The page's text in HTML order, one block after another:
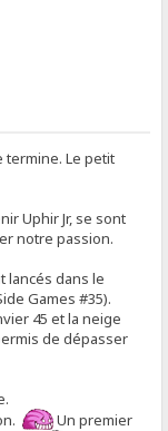
termine. Le petit
Uphir Jr, se sont
notre passion.
lancés dans le
Games #35).
45 et la neige
de dépasser
Un premier